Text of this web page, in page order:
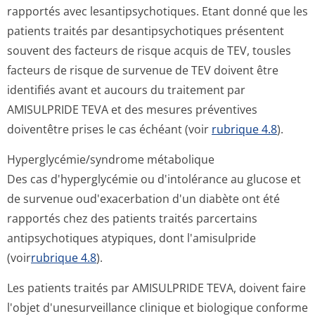
rapportés avec lesantipsycho­tiques. Etant donné que les
patients traités par desantipsychotiques présentent
souvent des facteurs de risque acquis de TEV, tousles
facteurs de risque de survenue de TEV doivent être
identifiés avant et aucours du traitement par
AMISULPRIDE TEVA et des mesures préventives
doiventêtre prises le cas échéant (voir rubrique 4.8).
Hyperglycémie/syn­drome métabolique
Des cas d'hyperglycémie ou d'intolérance au glucose et
de survenue oud'exacerbation d'un diabète ont été
rapportés chez des patients traités parcertains
antipsychotiques atypiques, dont l'amisulpride
(voirrubrique 4.8).
Les patients traités par AMISULPRIDE TEVA, doivent faire
l'objet d'unesurveillance clinique et biologique conforme